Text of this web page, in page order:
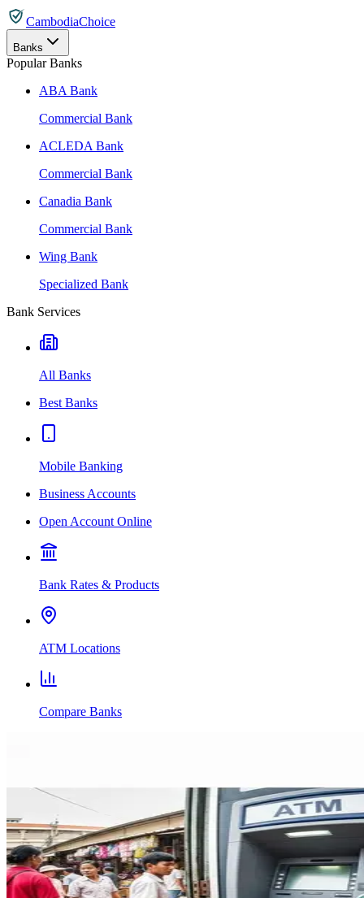
CambodiaChoice
Banks
Popular Banks
ABA Bank
Commercial Bank
ACLEDA Bank
Commercial Bank
Canadia Bank
Commercial Bank
Wing Bank
Specialized Bank
Bank Services
All Banks
Best Banks
Mobile Banking
Business Accounts
Open Account Online
Bank Rates & Products
ATM Locations
Compare Banks